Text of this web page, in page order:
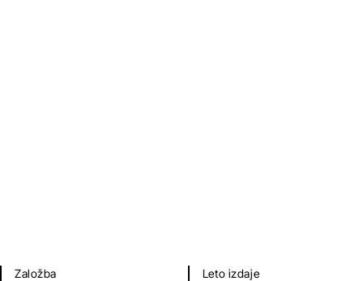
Založba
Leto izdaje